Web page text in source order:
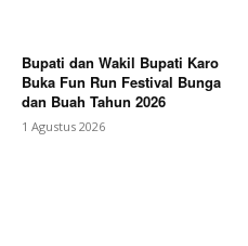
Bupati dan Wakil Bupati Karo
Buka Fun Run Festival Bunga
dan Buah Tahun 2026
1 Agustus 2026